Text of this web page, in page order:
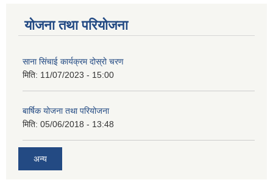
योजना तथा परियोजना
साना सिंचाई कार्यक्रम दोस्रो चरण
मिति: 11/07/2023 - 15:00
बार्षिक योजना तथा परियोजना
मिति: 05/06/2018 - 13:48
अन्य